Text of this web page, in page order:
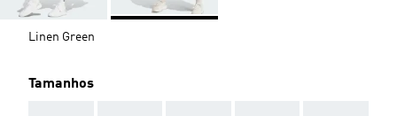
Linen Green
Tamanhos